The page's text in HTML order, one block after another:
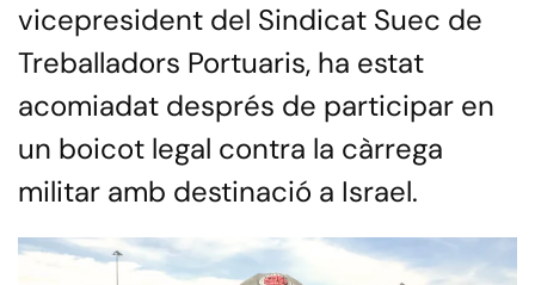
vicepresident del Sindicat Suec de
Treballadors Portuaris, ha estat
acomiadat després de participar en
un boicot legal contra la càrrega
militar amb destinació a Israel.